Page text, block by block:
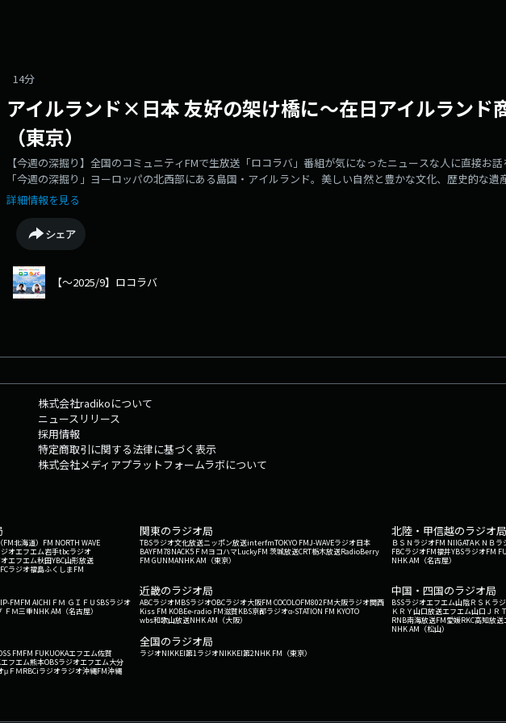
14分
アイルランド×日本 友好の架け橋に～在日アイルランド
（東京）
【今週の深掘り】全国のコミュニティFMで生放送「ロコラバ」番組が気になったニュースな人に直接お
「今週の深掘り」ヨーロッパの北西部にある島国・アイルランド。美しい自然と豊かな文化、歴史的な遺
ドの島”として知られています。来月4月には、アイルランドの日本での新たらしい象徴となる大使館を含
ハウス」が四谷に開館するなど、2025年は日本とアイルランドの関係において非常に重要な1年となりそう
3/16の2日間、東京・代々木公園ではアイルランドの春の祭典「セントパトリックスデー」を祝うイベント
ランド フェスティバル2025」（第9回目）が開催されます。3月16日の放送では、在日アイルランド商工
善弘（つちや・よしひろ）さんにお話しを伺いました。・公式ホームページ①：在日アイルランド商工会
ージ②：グリーン アイルランド フェスティバル 2025ロコラバWebサイトもご覧ください!
詳細情報を見る
シェア
【～2025/9】ロコラバ
株式会社radikoについて
ニュースリリース
採用情報
特定商取引に関する法律に基づく表示
株式会社メディアプラットフォームラボについて
北海道） FM NORTH WAVE
オエフエム岩手tbcラジオ
エフエム秋田YBC山形放送
ラジオ福島ふくしまFM
関東のラジオ局
TBSラジオ文化放送ニッポン放送interfmTOKYO FMJ-WAVEラジオ日本
BAYFM78NACK5 ＦＭヨコハマLuckyFM 茨城放送CRT栃木放送RadioBerry
FM GUNMANHK AM（東京）
北陸・甲信越のラジオ局
ＢＳＮラジオFM NIIGATAＫＮＢラ
FBCラジオFM福井YBSラジオFM
NHK AM（名古屋）
FMFM AICHI ＦＭ ＧＩＦＵ SBSラジオ
ＦＭ三重NHK AM（名古屋）
近畿のラジオ局
ABCラジオMBSラジオOBCラジオ大阪FM COCOLOFM802FM大阪ラジオ関西
Kiss FM KOBEe-radio FM滋賀KBS京都ラジオα-STATION FM KYOTO
wbs和歌山放送NHK AM（大阪）
中国・四国のラジオ局
BSSラジオエフエム山陰ＲＳＫラ
ＫＲＹ山口放送エフエム山口 ＪＲ
RNB南海放送FM愛媛RKC高知放送
NHK AM（松山）
FMFM FUKUOKAエフエム佐賀
フエム熊本OBSラジオエフエム大分
μＦＭRBCiラジオラジオ沖縄FM沖縄
全国のラジオ局
ラジオNIKKEI第1ラジオNIKKEI第2NHK FM（東京）